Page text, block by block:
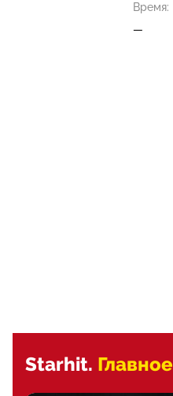
Время:
—
Starhit. Главное